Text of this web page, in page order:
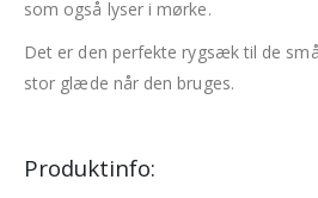
som også lyser i mørke.
Det er den perfekte rygsæk til de
stor glæde når den bruges.
Produktinfo: